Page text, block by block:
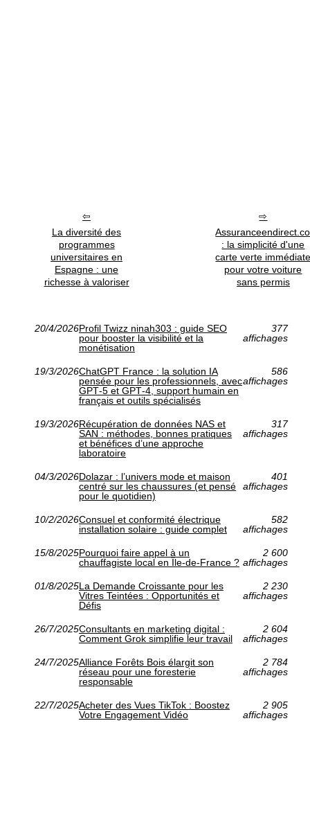
La diversité des
programmes
universitaires en
Espagne : une
richesse à valoriser
: la simplicité d'une
carte verte
pour votre voiture
sans permis
20/4/2026Profil Twizz ninah303 : guide SEO
pour booster la visibilité et la
monétisation
377
affichages
19/3/2026ChatGPT France : la solution IA
pensée pour les professionnels, avec
GPT‑5 et GPT‑4, support humain en
français et outils spécialisés
586
affichages
19/3/2026Récupération de données NAS et
SAN : méthodes, bonnes pratiques
et bénéfices d’une approche
laboratoire
317
affichages
04/3/2026Dolazar : l’univers mode et maison
centré sur les chaussures (et pensé
pour le quotidien)
401
affichages
10/2/2026Consuel et conformité électrique
installation solaire : guide complet
582
affichages
15/8/2025Pourquoi faire appel à un
chauffagiste local en Île-de-France ?
2 600
affichages
01/8/2025La Demande Croissante pour les
Vitres Teintées : Opportunités et
Défis
2 230
affichages
26/7/2025Consultants en marketing digital :
Comment Grok simplifie leur travail
2 604
affichages
24/7/2025Alliance Forêts Bois élargit son
réseau pour une foresterie
responsable
2 784
affichages
22/7/2025Acheter des Vues TikTok : Boostez
Votre Engagement Vidéo
2 905
affichages